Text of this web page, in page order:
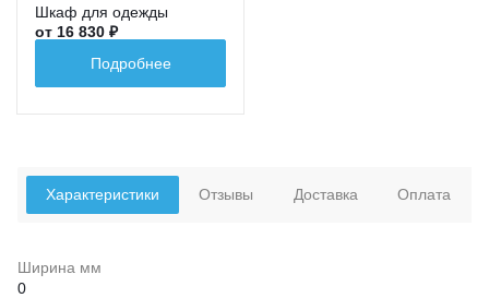
Шкаф для одежды
от 16 830 ₽
Подробнее
Характеристики
Ширина мм
0
Отзывы Доставка Оплата